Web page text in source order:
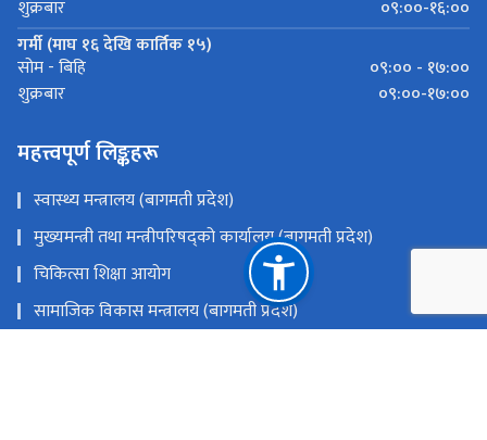
शुक्रबार
०९:००-१६:००
गर्मी (माघ १६ देखि कार्तिक १५)
सोम - बिहि
०९:०० - १७:००
शुक्रबार
०९:००-१७:००
महत्त्वपूर्ण लिङ्कहरू
स्वास्थ्य मन्त्रालय (बागमती प्रदेश)
मुख्यमन्त्री तथा मन्त्रीपरिषद्को कार्यालय (बागमती प्रदेश)
चिकित्सा शिक्षा आयोग
सामाजिक विकास मन्त्रालय (बागमती प्रदेश)